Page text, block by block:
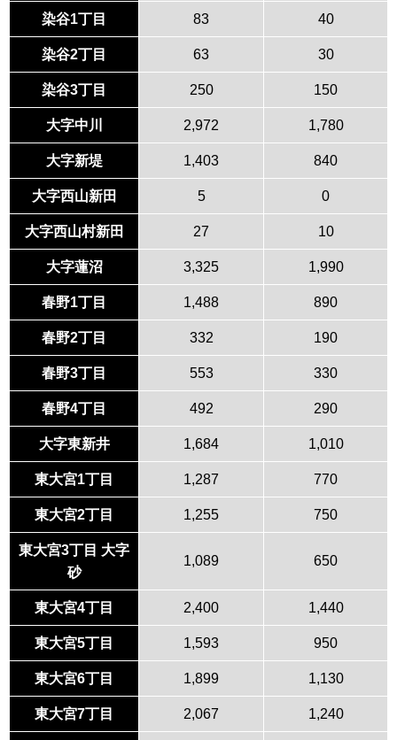
染谷1丁目 83 40
染谷2丁目 63 30
染谷3丁目 250 150
大字中川 2,972 1,780
大字新堤 1,403 840
大字西山新田 5 0
大字西山村新田 27 10
大字蓮沼 3,325 1,990
春野1丁目 1,488 890
春野2丁目 332 190
春野3丁目 553 330
春野4丁目 492 290
大字東新井 1,684 1,010
東大宮1丁目 1,287 770
東大宮2丁目 1,255 750
東大宮3丁目 大字
砂
1,089 650
東大宮4丁目 2,400 1,440
東大宮5丁目 1,593 950
東大宮6丁目 1,899 1,130
東大宮7丁目 2,067 1,240